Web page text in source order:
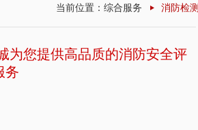
当前位置： 综合服务 消防检测
为您提供高品质的消防安全评
务